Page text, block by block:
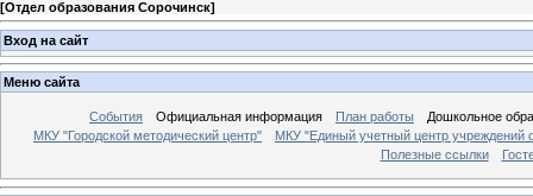
[Отдел образования Сорочинск]
Вход на сайт
Меню сайта
События Официальная информация План работы
Дошкольное
МКУ "Городской методический центр"
МКУ "Единый учетный центр учреждений
Полезные ссылки